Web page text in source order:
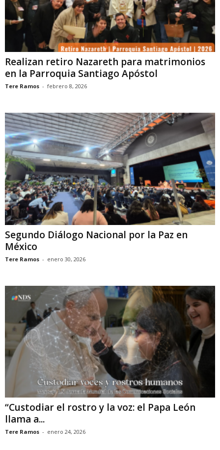
Realizan retiro Nazareth para matrimonios
en la Parroquia Santiago Apóstol
Tere Ramos - febrero 8, 2026
Segundo Diálogo Nacional por la Paz en
México
Tere Ramos - enero 30, 2026
“Custodiar el rostro y la voz: el Papa León
llama a...
Tere Ramos - enero 24, 2026